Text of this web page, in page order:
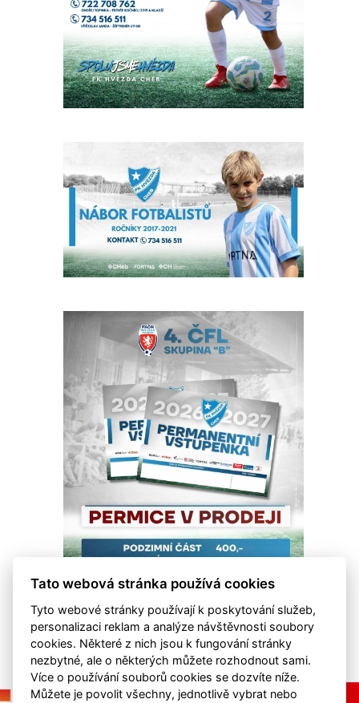
Tato webová stránka používá cookies
Tyto webové stránky používají k poskytování služeb,
personalizaci reklam a analýze návštěvnosti soubory
cookies. Některé z nich jsou k fungování stránky
nezbytné, ale o některých můžete rozhodnout sami.
Více o používání souborů cookies se dozvíte níže.
Můžete je povolit všechny, jednotlivě vybrat nebo